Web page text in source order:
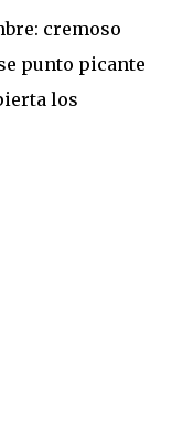
cremoso
punto picante
los